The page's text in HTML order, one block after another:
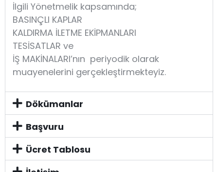
İlgili Yönetmelik kapsamında;
BASINÇLI KAPLAR
KALDIRMA İLETME EKİPMANLARI
TESİSATLAR ve
İŞ MAKİNALARI’nın periyodik olarak
muayenelerini gerçekleştirmekteyiz.
Dökümanlar
Başvuru
Ücret Tablosu